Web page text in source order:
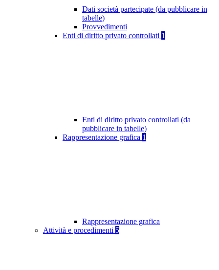
Dati società partecipate (da pubblicare in
tabelle)
Provvedimenti
Enti di diritto privato controllati 1
Enti di diritto privato controllati (da
pubblicare in tabelle)
Rappresentazione grafica 1
Rappresentazione grafica
Attività e procedimenti 5